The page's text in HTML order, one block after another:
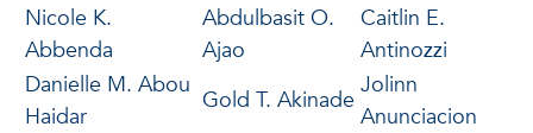
Nicole K.
Abbenda
Abdulbasit O.
Ajao
Caitlin E.
Antinozzi
Danielle M. Abou
Haidar
Gold T. Akinade
Jolinn
Anunciacion